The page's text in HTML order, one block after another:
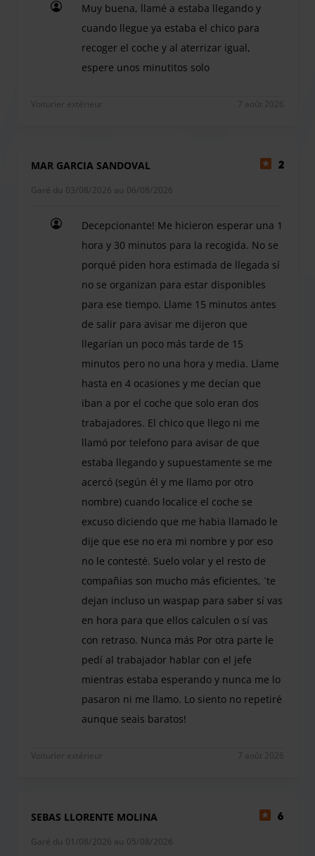
parking et de notre service de voiturier, nous disposons
d’un personnel qualifié et disponible pour vous aider.
Votre confort est notre priorité.
Muy buena, llamé a estaba llegando y
cuando llegue ya estaba el chico para
recoger el coche y al aterrizar igual,
espere unos minutitos solo
Voiturier extérieur 7 août 2026
MAR GARCIA SANDOVAL 2
Garé du 03/08/2026 au 06/08/2026
Decepcionante! Me hicieron esperar una 1
hora y 30 minutos para la recogida. No se
porqué piden hora estimada de llegada sí
no se organizan para estar disponibles
para ese tiempo. Llame 15 minutos antes
de salir para avisar me dijeron que
llegarían un poco más tarde de 15
minutos pero no una hora y media. Llame
hasta en 4 ocasiones y me decían que
iban a por el coche que solo eran dos
trabajadores. El chico que llego ni me
llamó por telefono para avisar de que
estaba llegando y supuestamente se me
acercó (según él y me llamo por otro
nombre) cuando localice el coche se
excuso diciendo que me habia llamado le
dije que ese no era mi nombre y por eso
no le contesté. Suelo volar y el resto de
compañias son mucho más eficientes, ´te
dejan incluso un waspap para saber sí vas
en hora para que ellos calculen o sí vas
con retraso. Nunca más Por otra parte le
pedí al trabajador hablar con el jefe
mientras estaba esperando y nunca me lo
pasaron ni me llamo. Lo siento no repetiré
aunque seais baratos!
Voiturier extérieur 7 août 2026
SEBAS LLORENTE MOLINA 6
Garé du 01/08/2026 au 05/08/2026